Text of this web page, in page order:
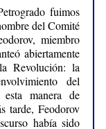
fuimos
del Comité
miembro
abiertamente
Revolución: la
del
manera de
tarde, Feodorov
había sido